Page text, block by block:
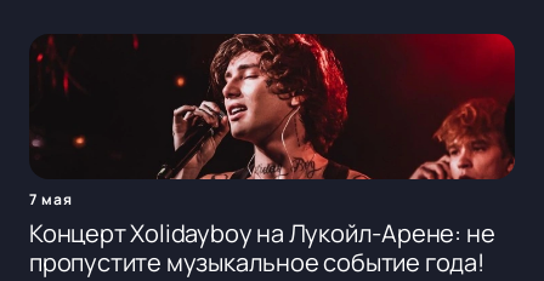
7 мая
Концерт Xolidayboy на Лукойл-Арене: не
пропустите музыкальное событие года!